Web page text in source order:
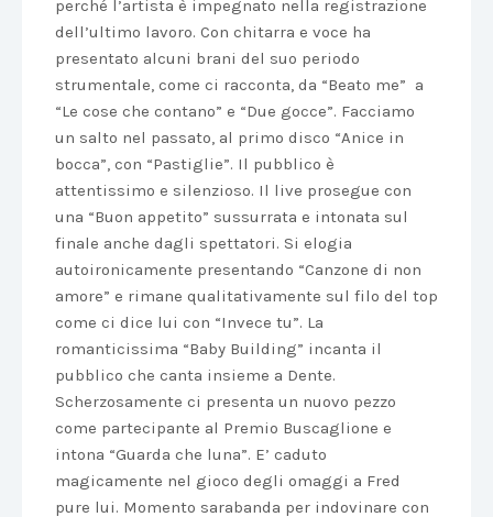
perché l’artista è impegnato nella registrazione
dell’ultimo lavoro. Con chitarra e voce ha
presentato alcuni brani del suo periodo
strumentale, come ci racconta, da “Beato me” a
“Le cose che contano” e “Due gocce”. Facciamo
un salto nel passato, al primo disco “Anice in
bocca”, con “Pastiglie”. Il pubblico è
attentissimo e silenzioso. Il live prosegue con
una “Buon appetito” sussurrata e intonata sul
finale anche dagli spettatori. Si elogia
autoironicamente presentando “Canzone di non
amore” e rimane qualitativamente sul filo del top
come ci dice lui con “Invece tu”. La
romanticissima “Baby Building” incanta il
pubblico che canta insieme a Dente.
Scherzosamente ci presenta un nuovo pezzo
come partecipante al Premio Buscaglione e
intona “Guarda che luna”. E’ caduto
magicamente nel gioco degli omaggi a Fred
pure lui. Momento sarabanda per indovinare con